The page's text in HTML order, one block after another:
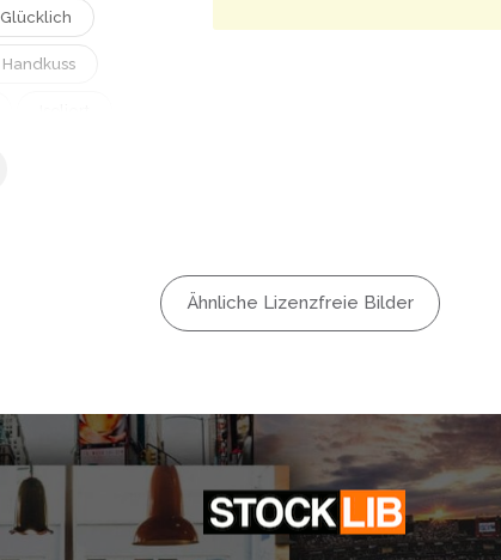
Glücklich
Handkuss
Ähnliche Lizenzfreie Bilder